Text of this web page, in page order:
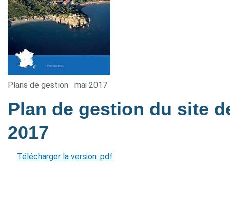
Plans de gestion mai 2017
Plan de gestion du site
2017
Télécharger la version .pdf